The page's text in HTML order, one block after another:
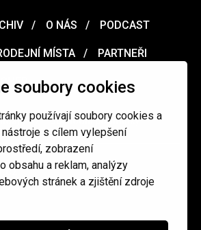
soubory cookies
používají soubory cookies a
s cílem vylepšení
zobrazení
obsahu a reklam, analýzy
stránek a zjištění zdroje
O NÁS PODCAST
MÍSTA PARTNEŘI
/ Obchodní podmínky